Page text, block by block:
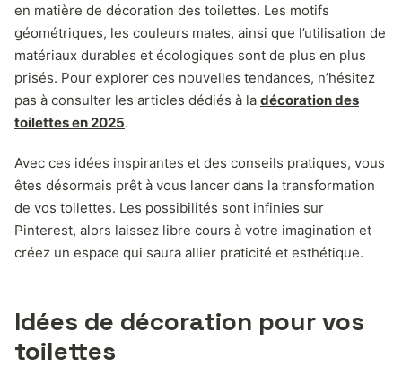
en matière de décoration des toilettes. Les motifs
géométriques, les couleurs mates, ainsi que l’utilisation de
matériaux durables et écologiques sont de plus en plus
prisés. Pour explorer ces nouvelles tendances, n’hésitez
pas à consulter les articles dédiés à la décoration des
toilettes en 2025.
Avec ces idées inspirantes et des conseils pratiques, vous
êtes désormais prêt à vous lancer dans la transformation
de vos toilettes. Les possibilités sont infinies sur
Pinterest, alors laissez libre cours à votre imagination et
créez un espace qui saura allier praticité et esthétique.
Idées de décoration pour vos
toilettes